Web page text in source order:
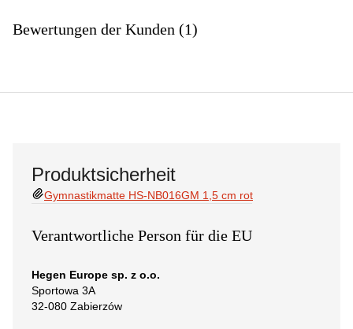
Bewertungen der Kunden (1)
Produktsicherheit
Gymnastikmatte HS-NB016GM 1,5 cm rot
Verantwortliche Person für die EU
Hegen Europe sp. z o.o.
Sportowa 3A
32-080 Zabierzów